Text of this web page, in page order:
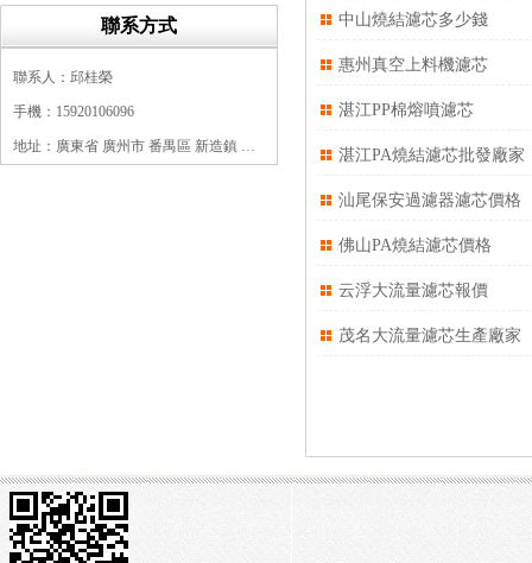
PP塑料過濾器
保安過濾器濾芯
聯系方式
聯系人：邱桂榮
手機：15920106096
地址：廣東省 廣州市 番禺區 新造鎮 新造鎮石角咀街4號三樓之一
中山燒結濾芯多少錢
惠州真空上料機濾芯
湛江PP棉熔噴濾芯
湛江PA燒結濾芯批發廠家
汕尾保安過濾器濾芯價格
佛山PA燒結濾芯價格
云浮大流量濾芯報價
茂名大流量濾芯生產廠家